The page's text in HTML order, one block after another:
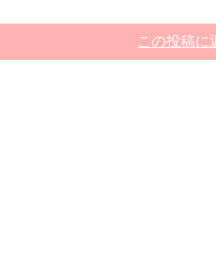
この投稿に